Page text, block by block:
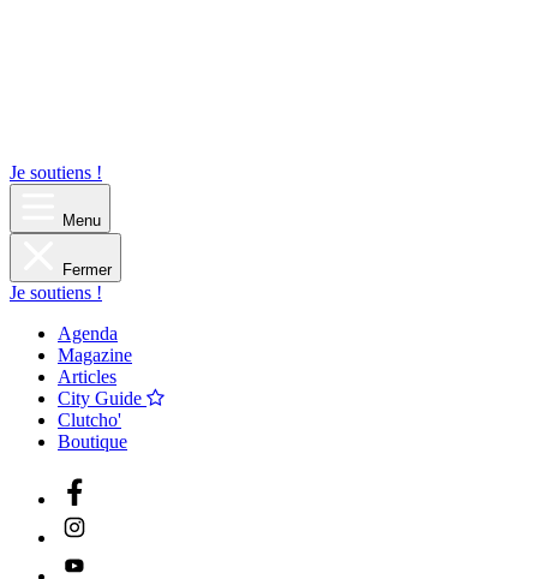
Je soutiens !
Menu
Fermer
Je soutiens !
Agenda
Magazine
Articles
City Guide
Clutcho'
Boutique